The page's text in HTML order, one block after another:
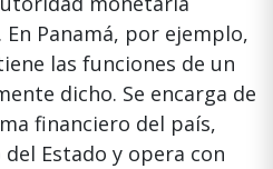
Panamá, por ejemplo,
las funciones de un
dicho. Se encarga de
financiero del país,
Estado y opera con